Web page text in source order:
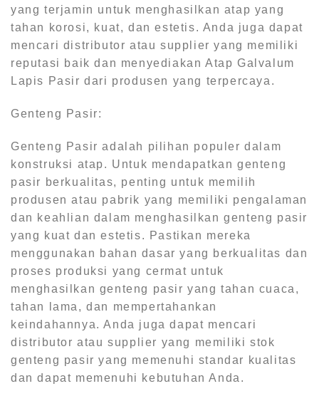
yang terjamin untuk menghasilkan atap yang
tahan korosi, kuat, dan estetis. Anda juga dapat
mencari distributor atau supplier yang memiliki
reputasi baik dan menyediakan Atap Galvalum
Lapis Pasir dari produsen yang terpercaya.
Genteng Pasir:
Genteng Pasir adalah pilihan populer dalam
konstruksi atap. Untuk mendapatkan genteng
pasir berkualitas, penting untuk memilih
produsen atau pabrik yang memiliki pengalaman
dan keahlian dalam menghasilkan genteng pasir
yang kuat dan estetis. Pastikan mereka
menggunakan bahan dasar yang berkualitas dan
proses produksi yang cermat untuk
menghasilkan genteng pasir yang tahan cuaca,
tahan lama, dan mempertahankan
keindahannya. Anda juga dapat mencari
distributor atau supplier yang memiliki stok
genteng pasir yang memenuhi standar kualitas
dan dapat memenuhi kebutuhan Anda.